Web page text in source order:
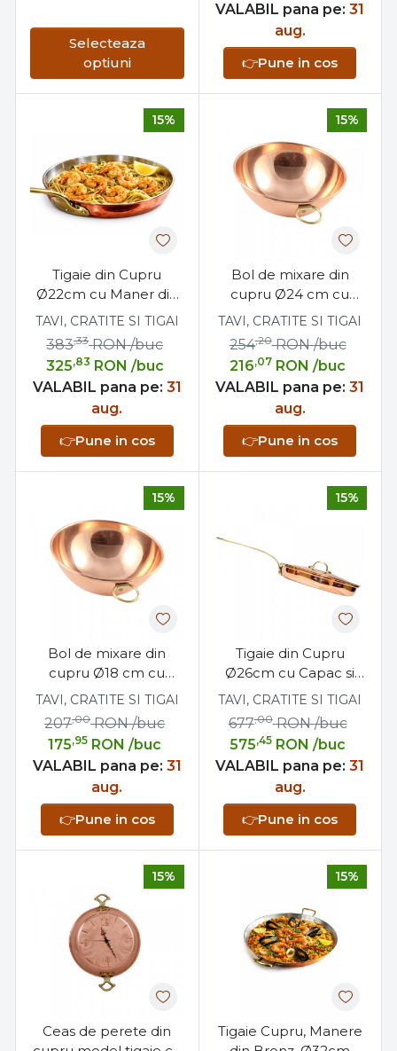
Selecteaza
optiuni
VALABIL pana pe: 31
aug.
👉Pune in cos
15%
Tigaie din Cupru
Ø22cm cu Maner din
Bronz, Profesionala
TAVI, CRATITE SI TIGAI
325,83 RON /buc
383,33 RON /buc
VALABIL pana pe: 31
aug.
👉Pune in cos
15%
Bol de mixare din
cupru Ø24 cm cu
toarta din bronz
pentru bucătărie
TAVI, CRATITE SI TIGAI
216,07 RON /buc
254,20 RON /buc
VALABIL pana pe: 31
aug.
👉Pune in cos
15%
Bol de mixare din
cupru Ø18 cm cu
toarta din bronz
pentru bucătărie
TAVI, CRATITE SI TIGAI
175,95 RON /buc
207,00 RON /buc
VALABIL pana pe: 31
aug.
👉Pune in cos
15%
Tigaie din Cupru
Ø26cm cu Capac si
Maner din Bronz
TAVI, CRATITE SI TIGAI
575,45 RON /buc
677,00 RON /buc
VALABIL pana pe: 31
aug.
👉Pune in cos
15%
Ceas de perete din
15%
Tigaie Cupru, Manere